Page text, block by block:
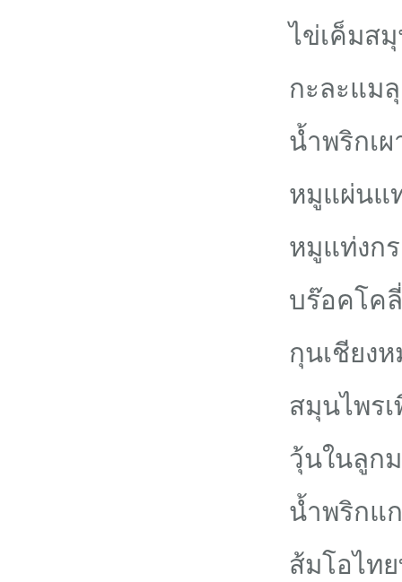
ไข่เค็มส
กะละแม
น้ำพริกเ
หมูแผ่นแ
หมูแท่งก
บร๊อคโค
กุนเชียง
สมุนไพร
วุ้นในลูก
น้ำพริกแ
ส้มโอไท